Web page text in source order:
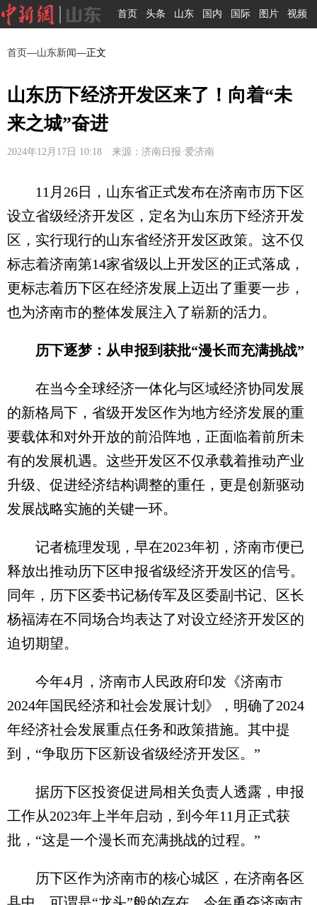
首页 头条 山东 国内 国际 图片 视频
首页—山东新闻—正文
山东历下经济开发区来了！向着“未
来之城”奋进
2024年12月17日 10:18 来源：济南日报·爱济南
11月26日，山东省正式发布在济南市历下区
设立省级经济开发区，定名为山东历下经济开发
区，实行现行的山东省经济开发区政策。这不仅
标志着济南第14家省级以上开发区的正式落成，
更标志着历下区在经济发展上迈出了重要一步，
也为济南市的整体发展注入了崭新的活力。
历下逐梦：从申报到获批“漫长而充满挑战”
在当今全球经济一体化与区域经济协同发展
的新格局下，省级开发区作为地方经济发展的重
要载体和对外开放的前沿阵地，正面临着前所未
有的发展机遇。这些开发区不仅承载着推动产业
升级、促进经济结构调整的重任，更是创新驱动
发展战略实施的关键一环。
记者梳理发现，早在2023年初，济南市便已
释放出推动历下区申报省级经济开发区的信号。
同年，历下区委书记杨传军及区委副书记、区长
杨福涛在不同场合均表达了对设立经济开发区的
迫切期望。
今年4月，济南市人民政府印发《济南市
2024年国民经济和社会发展计划》，明确了2024
年经济社会发展重点任务和政策措施。其中提
到，“争取历下区新设省级经济开发区。”
据历下区投资促进局相关负责人透露，申报
工作从2023年上半年启动，到今年11月正式获
批，“这是一个漫长而充满挑战的过程。”
历下区作为济南市的核心城区，在济南各区